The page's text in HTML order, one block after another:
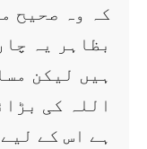
کہ وہ صحیح
بظاہر یہ
ہیں لیکن
اللہ کی
ہے اس کے